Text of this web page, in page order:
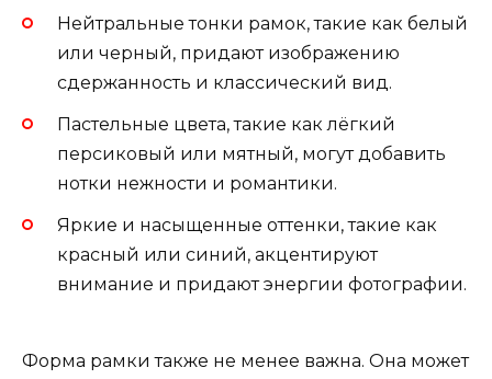
Нейтральные тонки рамок, такие как белый
или черный, придают изображению
сдержанность и классический вид.
Пастельные цвета, такие как лёгкий
персиковый или мятный, могут добавить
нотки нежности и романтики.
Яркие и насыщенные оттенки, такие как
красный или синий, акцентируют
внимание и придают энергии фотографии.
Форма рамки также не менее важна. Она может